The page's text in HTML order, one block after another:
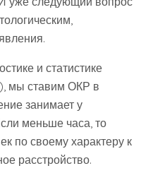
и статистике
мы ставим ОКР в
занимает у
меньше часа, то
по своему характеру к
расстройство.